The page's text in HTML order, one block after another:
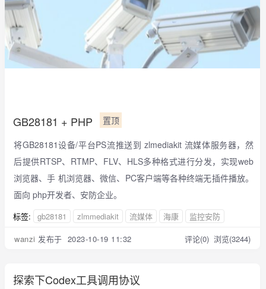
GB28181 + PHP 置顶
将GB28181设备/平台PS流推送到 zlmediakit 流媒体服务器，然
后提供RTSP、RTMP、FLV、HLS多种格式进行分发，实现web
浏览器、手 机浏览器、微信、PC客户端等各种终端无插件播放。
面向 php开发者、安防企业。
标签: gb28181 zlmmediakit 流媒体 海康
监控安防
wanzi 发布于 2023-10-19 11:32 评论(0) 浏览(3244)
探索下Codex工具调用协议